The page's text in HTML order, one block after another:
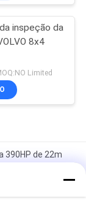
inspeção da
8x4
Limited
390HP de 22m
de 6x4 16M